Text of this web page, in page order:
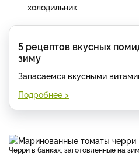
холодильник.
5 рецептов вкусных
зиму
Запасаемся вкусными
Подробнее >
Черри в банках, заготовленные на